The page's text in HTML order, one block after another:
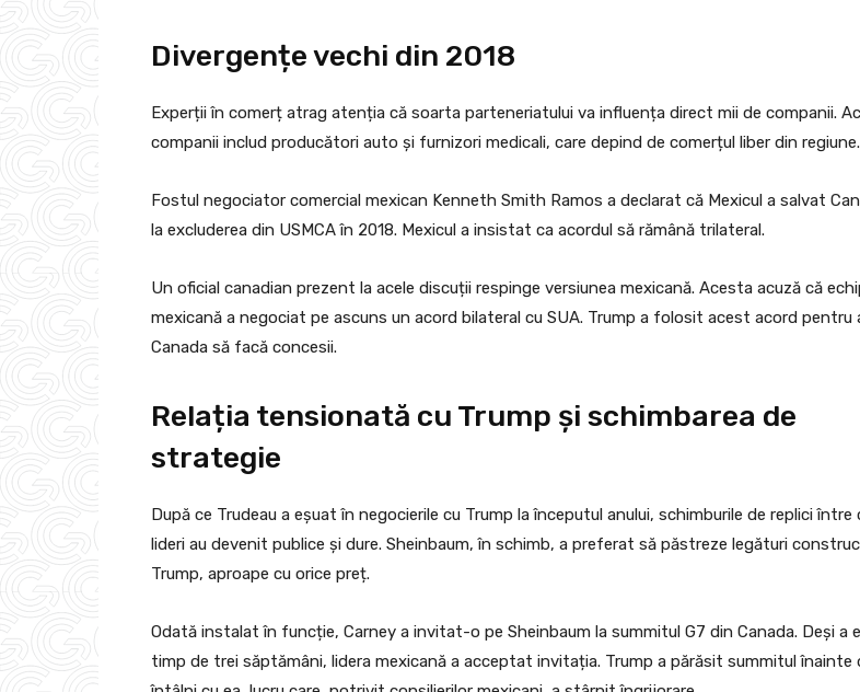
Divergențe vechi din 2018
Experții în comerț atrag atenția că soarta parteneriatului va influența direct mii de companii.
companii includ producători auto și furnizori medicali, care depind de comerțul liber din regiune.
Fostul negociator comercial mexican Kenneth Smith Ramos a declarat că Mexicul a salvat
la excluderea din USMCA în 2018. Mexicul a insistat ca acordul să rămână trilateral.
Un oficial canadian prezent la acele discuții respinge versiunea mexicană. Acesta acuză că
mexicană a negociat pe ascuns un acord bilateral cu SUA. Trump a folosit acest acord pentru
Canada să facă concesii.
Relația tensionată cu Trump și schimbarea de
strategie
După ce Trudeau a eșuat în negocierile cu Trump la începutul anului, schimburile de replici între
lideri au devenit publice și dure. Sheinbaum, în schimb, a preferat să păstreze legături
Trump, aproape cu orice preț.
Odată instalat în funcție, Carney a invitat-o pe Sheinbaum la summitul G7 din Canada. Deși a
timp de trei săptămâni, lidera mexicană a acceptat invitația. Trump a părăsit summitul înainte